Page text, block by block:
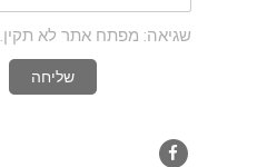
שגיאה: מפתח אתר לא תקין.
שליחה